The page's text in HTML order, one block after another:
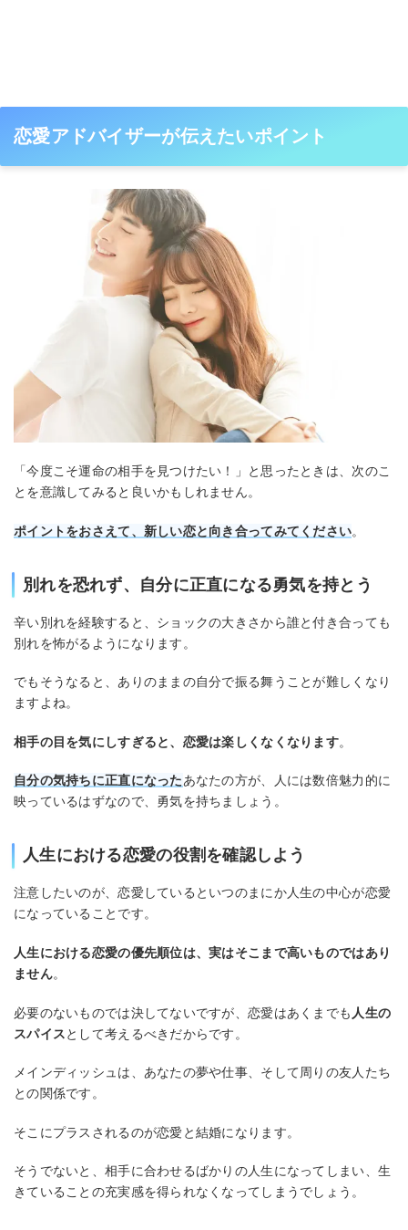
恋愛アドバイザーが伝えたいポイント
「今度こそ運命の相手を見つけたい！」と思ったときは、次のこ
とを意識してみると良いかもしれません。
ポイントをおさえて、新しい恋と向き合ってみてください。
別れを恐れず、自分に正直になる勇気を持とう
辛い別れを経験すると、ショックの大きさから誰と付き合っても
別れを怖がるようになります。
でもそうなると、ありのままの自分で振る舞うことが難しくなり
ますよね。
相手の目を気にしすぎると、恋愛は楽しくなくなります。
自分の気持ちに正直になったあなたの方が、人には数倍魅力的に
映っているはずなので、勇気を持ちましょう。
人生における恋愛の役割を確認しよう
注意したいのが、恋愛しているといつのまにか人生の中心が恋愛
になっていることです。
人生における恋愛の優先順位は、実はそこまで高いものではあり
ません。
必要のないものでは決してないですが、恋愛はあくまでも 人生の
スパイスとして考えるべきだからです。
メインディッシュは、あなたの夢や仕事、そして周りの友人たち
との関係です。
そこにプラスされるのが恋愛と結婚になります。
そうでないと、相手に合わせるばかりの人生になってしまい、生
きていることの充実感を得られなくなってしまうでしょう。